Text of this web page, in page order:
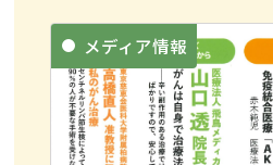
メディア情報